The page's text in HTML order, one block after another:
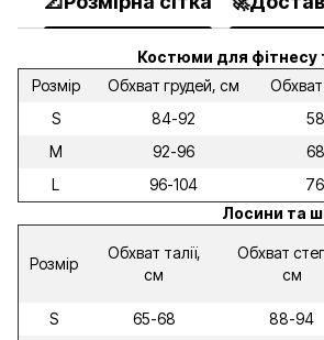
Костюми для фітнесу
Розмір
Обхват грудей, см Обхват
S
84-92
M
92-96
L
96-104
Лосини та
Розмір
Обхват талії,
см
Обхват
см
S
65-68 88-94